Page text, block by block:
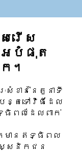
រើស
បំផុត
។
សំខាន់នៃតួនាទី
ន្តទៅវិធីដែល
ពលដែលពាក់
ានឥទ្ធិពល
ស្សនិកជន